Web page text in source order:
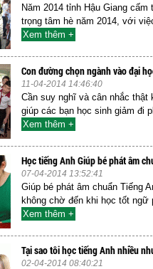
Năm 2014 tỉnh Hậu Giang
trọng tâm hè năm 2014, với
Xem thêm +
Con đường chọn ngành vào đại
11-04-2014 14:46:40
Cần suy nghĩ và cân nhắc
giúp các bạn học sinh giảm đi
Xem thêm +
Học tiếng Anh Giúp bé phát âm
07-04-2014 13:52:41
Giúp bé phát âm chuẩn Tiếng
không chờ đến khi học tốt
Xem thêm +
Tại sao tôi học tiếng Anh nhiều
02-04-2014 08:40:21